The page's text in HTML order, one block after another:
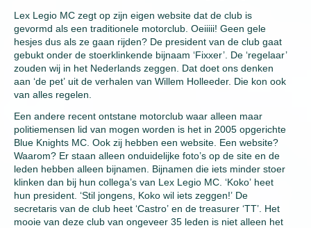
Lex Legio MC zegt op zijn eigen website dat de club is
gevormd als een traditionele motorclub. Oeiiiii! Geen gele
hesjes dus als ze gaan rijden? De president van de club gaat
gebukt onder de stoerklinkende bijnaam ‘Fixxer’. De ‘regelaar’
zouden wij in het Nederlands zeggen. Dat doet ons denken
aan ‘de pet’ uit de verhalen van Willem Holleeder. Die kon ook
van alles regelen.
Een andere recent ontstane motorclub waar alleen maar
politiemensen lid van mogen worden is het in 2005 opgerichte
Blue Knights MC. Ook zij hebben een website. Een website?
Waarom? Er staan alleen onduidelijke foto’s op de site en de
leden hebben alleen bijnamen. Bijnamen die iets minder stoer
klinken dan bij hun collega’s van Lex Legio MC. ‘Koko’ heet
hun president. ‘Stil jongens, Koko wil iets zeggen!’ De
secretaris van de club heet ‘Castro’ en de treasurer ‘TT’. Het
mooie van deze club van ongeveer 35 leden is niet alleen het